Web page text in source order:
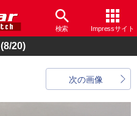
検索 Impressサイト
(8/20)
次の画像